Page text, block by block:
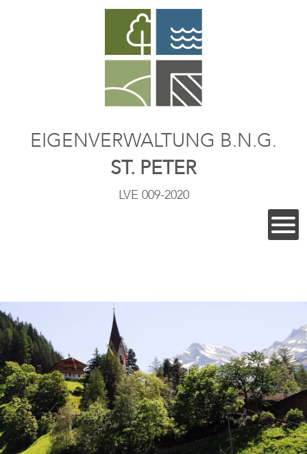
EIGENVERWALTUNG B.N.G.
ST. PETER
LVE 009-2020